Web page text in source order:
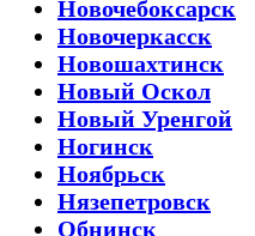
Новочебоксарск
Новочеркасск
Новошахтинск
Новый Оскол
Новый Уренгой
Ногинск
Ноябрьск
Нязепетровск
Обнинск